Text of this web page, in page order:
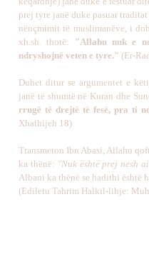
prej tyre janë duke pasuar
nënçmimit të muslimanëve, i
xh.sh. thotë: "Allahu nuk e
ndryshojnë veten e tyre." (Er-
Duhet ditur se argumentet e
janë të shumtë në Kuran dhe
rrugë të drejtë të fesë, pra ti
Xhathijeh 18)
Transmeton Ibn Abasi, Allahu
ka thënë: "Nuk është prej nesh
Albani ka thënë se hadithi është
(Ediletu Tahrim Halkil-lihje: